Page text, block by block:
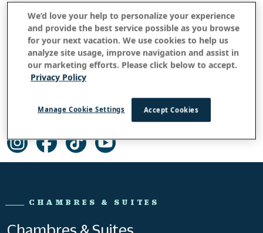
holistique au profit des communautés de Bel
Ombre et de la côte sud-ouest
Notre adresse :Allée des Cocotiers, Bel Ombre
Station balnéaire:
+ 2306235000
Adresse e-mail :
resa.mauritius@outrigger-mu.com
CHAMBRES & SUITES
Chambres & Suites
We’d love your help to personalize your experience
and provide the best service possible as you browse
for your next vacation. We use cookies to help us
analyze site usage, improve navigation and assist in
our marketing efforts. Please click below to accept.
Privacy Policy
Accept Cookies
Manage Cookie Settings